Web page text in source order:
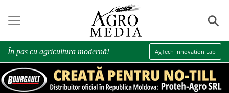
⚲
În pas cu agricultura modernă! AgTech Innovation Lab